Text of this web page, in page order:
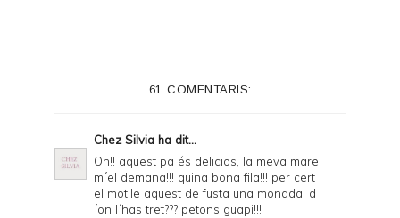
i
e
61 COMENTARIS:
Chez Silvia ha dit...
Oh!! aquest pa és delicios, la meva mare
m´el demana!!! quina bona fila!!! per cert
el motlle aquest de fusta una monada, d
´on l´has tret??? petons guapi!!!